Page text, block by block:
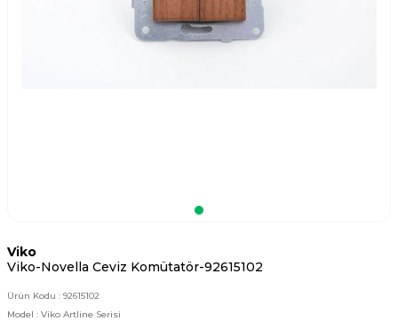
Viko
Viko-Novella Ceviz Komütatör-92615102
Ürün Kodu : 92615102
Model : Viko Artline Serisi